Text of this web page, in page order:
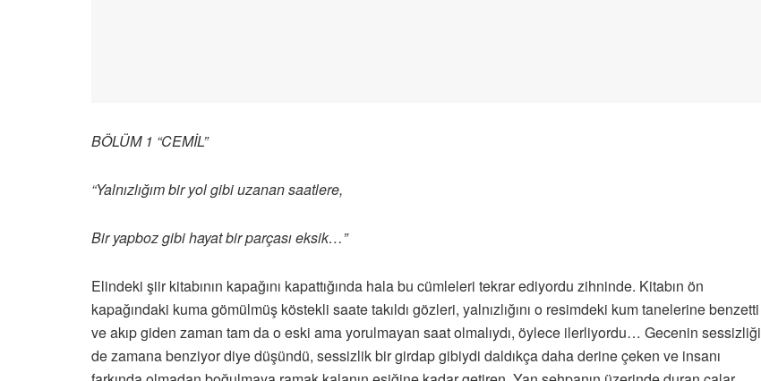
BÖLÜM 1 “CEMİL”
“Yalnızlığım bir yol gibi uzanan saatlere,
Bir yapboz gibi hayat bir parçası eksik…”
Elindeki şiir kitabının kapağını kapattığında hala bu cümleleri tekrar ediyordu zihninde. Kitabın ön
kapağındaki kuma gömülmüş köstekli saate takıldı gözleri, yalnızlığını o resimdeki kum tanelerine benzetti
ve akıp giden zaman tam da o eski ama yorulmayan saat olmalıydı, öylece ilerliyordu… Gecenin sessizliği
de zamana benziyor diye düşündü, sessizlik bir girdap gibiydi daldıkça daha derine çeken ve insanı